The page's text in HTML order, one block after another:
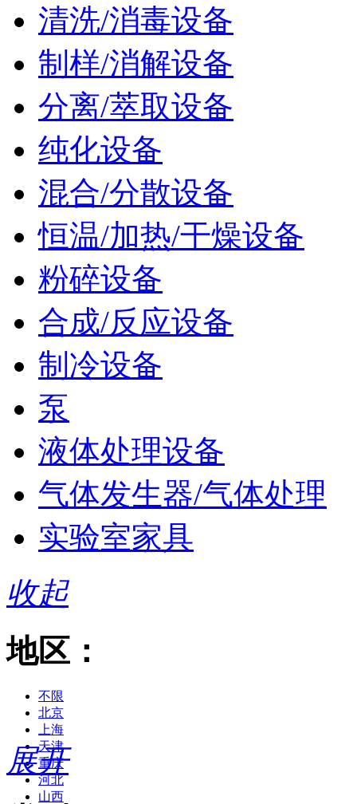
清洗/消毒设备
制样/消解设备
分离/萃取设备
纯化设备
混合/分散设备
恒温/加热/干燥设备
粉碎设备
合成/反应设备
制冷设备
泵
液体处理设备
气体发生器/气体处理
实验室家具
收起
地区：
不限
北京
上海
天津
重庆
河北
山西
展开